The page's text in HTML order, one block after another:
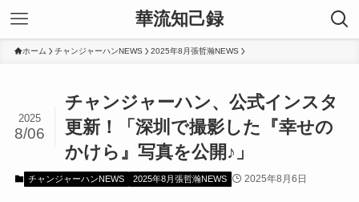
華流知己録
ホーム チャンジャーハンNEWS 2025年8月張哲瀚NEWS
チャンジャーハン、公式インスタ
更新！「深圳で撮影した『幸せの
かけら』写真を公開♪」
2025
8/06
チャンジャーハンNEWS 2025年8月張哲瀚NEWS 2025年8月6日